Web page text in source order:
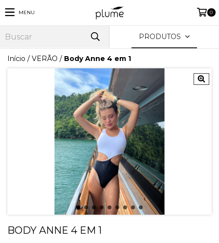
MENU 0
PRODUTOS
Início / VERÃO / Body Anne 4 em 1
BODY ANNE 4 EM 1